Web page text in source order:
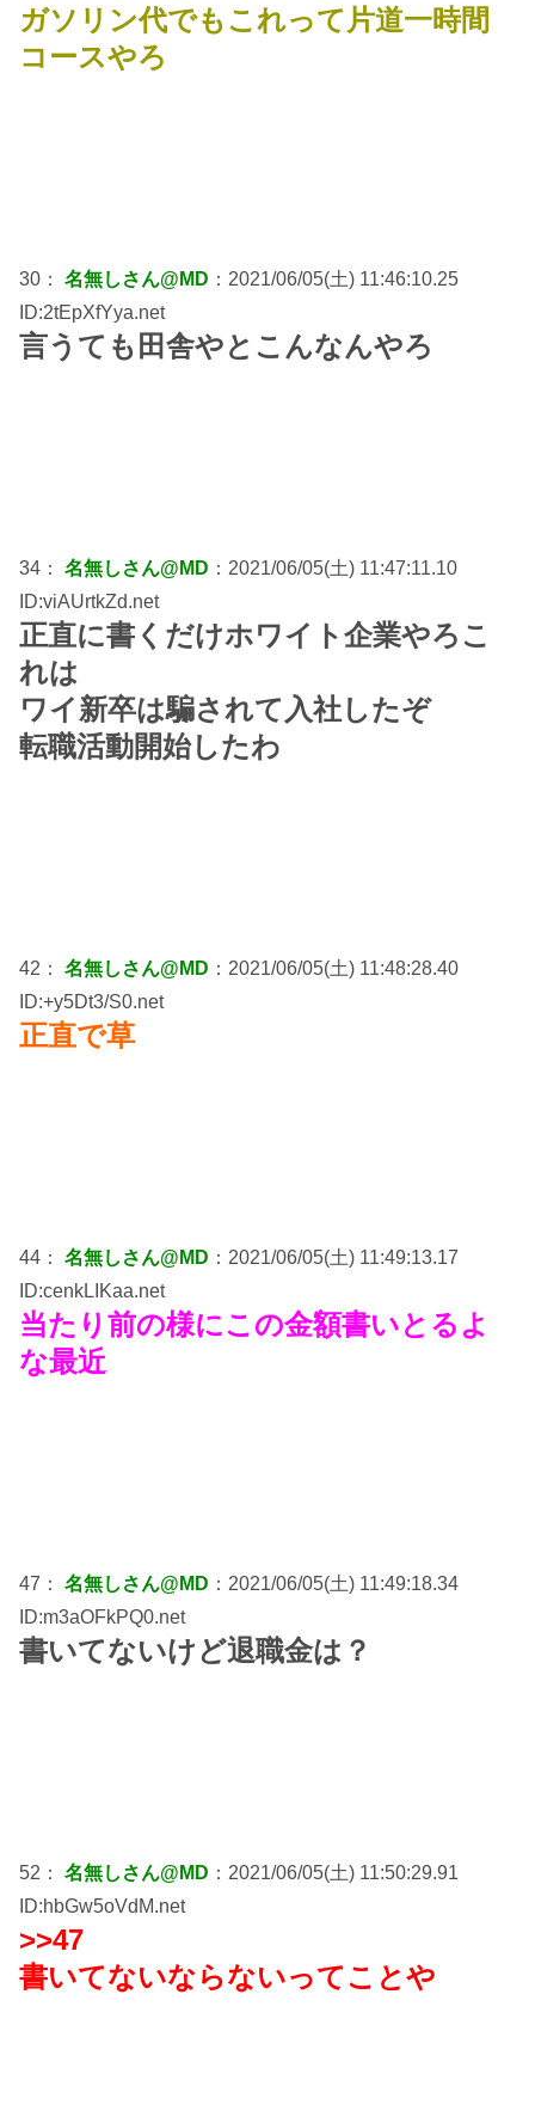
ガソリン代でもこれって片道一時間
コースやろ
30： 名無しさん@MD ：2021/06/05(土) 11:46:10.25
ID:2tEpXfYya.net
言うても田舎やとこんなんやろ
34： 名無しさん@MD ：2021/06/05(土) 11:47:11.10
ID:viAUrtkZd.net
正直に書くだけホワイト企業やろこ
れは
ワイ新卒は騙されて入社したぞ
転職活動開始したわ
42： 名無しさん@MD ：2021/06/05(土) 11:48:28.40
ID:+y5Dt3/S0.net
正直で草
44： 名無しさん@MD ：2021/06/05(土) 11:49:13.17
ID:cenkLIKaa.net
当たり前の様にこの金額書いとるよ
な最近
47： 名無しさん@MD ：2021/06/05(土) 11:49:18.34
ID:m3aOFkPQ0.net
書いてないけど退職金は？
52： 名無しさん@MD ：2021/06/05(土) 11:50:29.91
ID:hbGw5oVdM.net
>>47
書いてないならないってことや